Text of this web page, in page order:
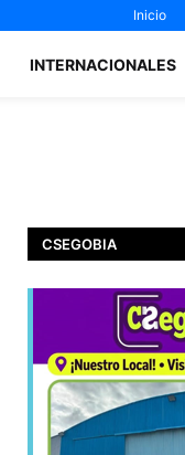
Inicio
INTERNACIONALES
CSEGOBIA